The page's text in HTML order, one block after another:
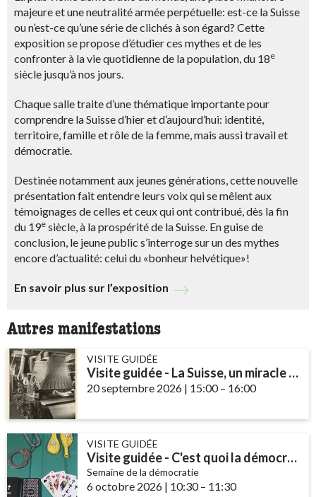
majeure et une neutralité armée perpétuelle: est-ce la Suisse
ou n’est-ce qu’une série de clichés à son égard? Cette
exposition se propose d’étudier ces mythes et de les
confronter à la vie quotidienne de la population, du 18e
siècle jusqu’à nos jours.
Chaque salle traite d’une thématique importante pour
comprendre la Suisse d’hier et d’aujourd’hui: identité,
territoire, famille et rôle de la femme, mais aussi travail et
démocratie.
Destinée notamment aux jeunes générations, cette nouvelle
présentation fait entendre leurs voix qui se mêlent aux
témoignages de celles et ceux qui ont contribué, dès la fin
du 19e siècle, à la prospérité de la Suisse. En guise de
conclusion, le jeune public s’interroge sur un des mythes
encore d’actualité: celui du «bonheur helvétique»!
En savoir plus sur l’exposition
Autres manifestations
VISITE GUIDÉE
Visite guidée - La Suisse, un miracle économique?
20 septembre 2026 | 15:00– 16:00
VISITE GUIDÉE
Visite guidée - C'est quoi la démocratie suisse?
Semaine de la démocratie
6 octobre 2026 | 10:30accessibility.time_to
– 11:30